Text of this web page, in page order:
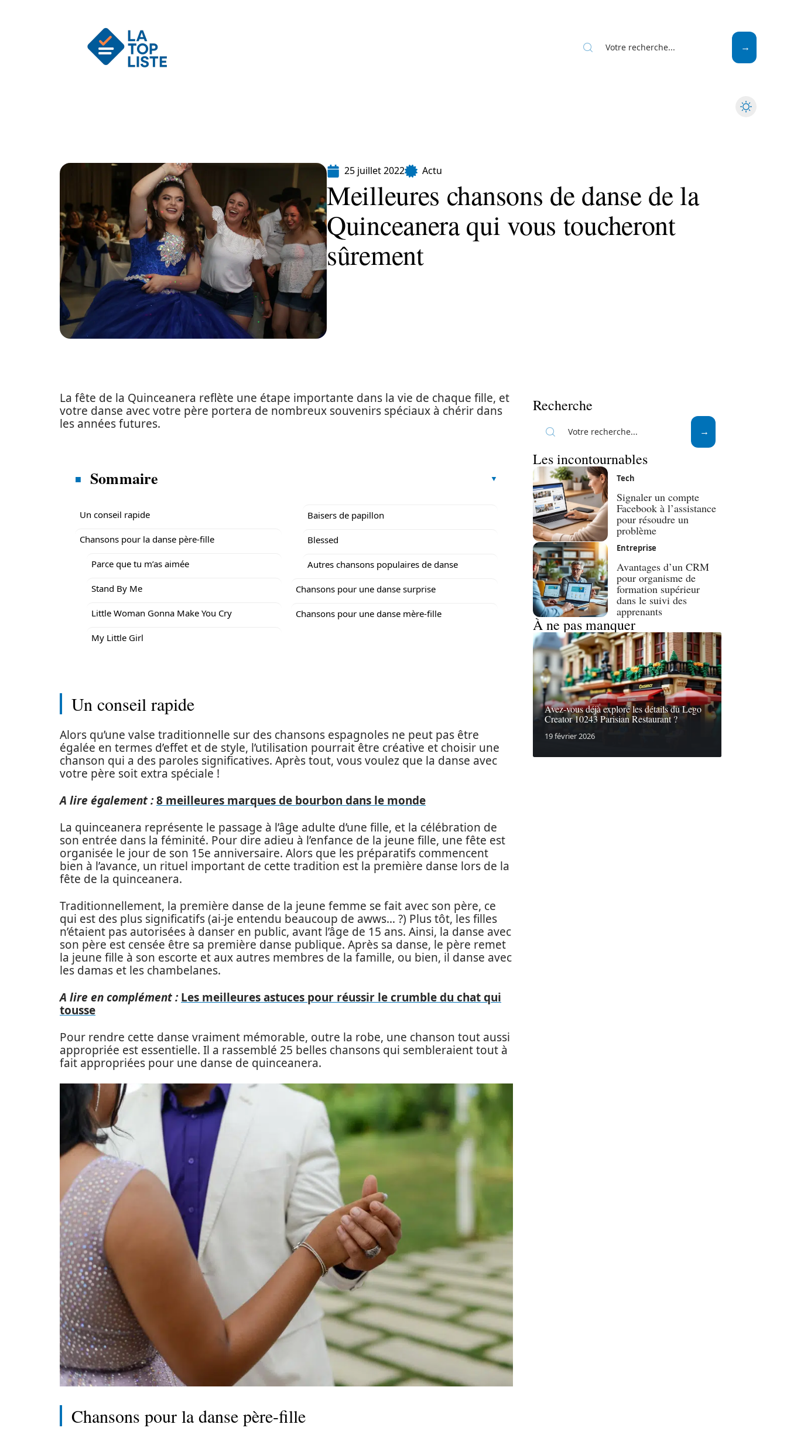
25 juillet 2022 Actu
Meilleures chansons de danse de la
Quinceanera qui vous toucheront
sûrement
La fête de la Quinceanera reflète une étape importante dans la vie de chaque fille, et
votre danse avec votre père portera de nombreux souvenirs spéciaux à chérir dans
les années futures.
Sommaire
Un conseil rapide
Chansons pour la danse père-fille
Parce que tu m’as aimée
Stand By Me
Little Woman Gonna Make You Cry
My Little Girl
Baisers de papillon
Blessed
Autres chansons populaires de danse
Chansons pour une danse surprise
Chansons pour une danse mère-fille
Un conseil rapide
Alors qu’une valse traditionnelle sur des chansons espagnoles ne peut pas être
égalée en termes d’effet et de style, l’utilisation pourrait être créative et choisir une
chanson qui a des paroles significatives. Après tout, vous voulez que la danse avec
votre père soit extra spéciale !
A lire également :8 meilleures marques de bourbon dans le monde
La quinceanera représente le passage à l’âge adulte d’une fille, et la célébration de
son entrée dans la féminité. Pour dire adieu à l’enfance de la jeune fille, une fête est
organisée le jour de son 15e anniversaire. Alors que les préparatifs commencent
bien à l’avance, un rituel important de cette tradition est la première danse lors de la
fête de la quinceanera.
Traditionnellement, la première danse de la jeune femme se fait avec son père, ce
qui est des plus significatifs (ai-je entendu beaucoup de awws… ?) Plus tôt, les filles
n’étaient pas autorisées à danser en public, avant l’âge de 15 ans. Ainsi, la danse avec
son père est censée être sa première danse publique. Après sa danse, le père remet
la jeune fille à son escorte et aux autres membres de la famille, ou bien, il danse avec
les damas et les chambelanes.
A lire en complément : Les meilleures astuces pour réussir le crumble du chat qui
tousse
Pour rendre cette danse vraiment mémorable, outre la robe, une chanson tout aussi
appropriée est essentielle. Il a rassemblé 25 belles chansons qui sembleraient tout à
fait appropriées pour une danse de quinceanera.
Chansons pour la danse père-fille
Recherche
Les incontournables
Tech
Signaler un compte
Facebook à l’assistance
pour résoudre un
problème
Entreprise
Avantages d’un CRM
pour organisme de
formation supérieur
dans le suivi des
apprenants
À ne pas manquer
Avez-vous déjà exploré les détails du Lego
Creator 10243 Parisian Restaurant ?
19 février 2026